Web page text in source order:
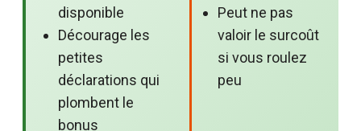
disponible
Décourage les
petites
déclarations qui
plombent le
bonus
Peut ne pas
valoir le surcoût
si vous roulez
peu